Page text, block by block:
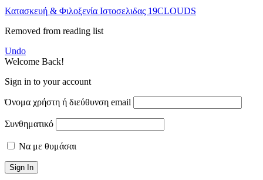
Κατασκευή & Φιλοξενία Ιστοσελιδας 19CLOUDS
Removed from reading list
Undo
Welcome Back!
Sign in to your account
Όνομα χρήστη ή διεύθυνση email
Συνθηματικό
Να με θυμάσαι